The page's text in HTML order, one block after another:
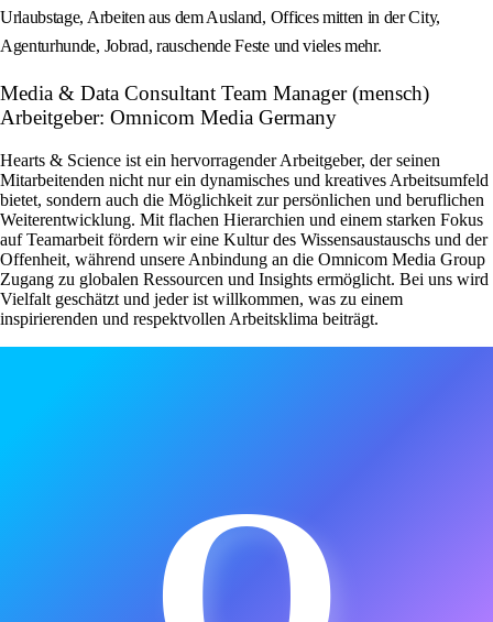
Urlaubstage, Arbeiten aus dem Ausland, Offices mitten in der City,
Agenturhunde, Jobrad, rauschende Feste und vieles mehr.
Media & Data Consultant Team Manager (mensch)
Arbeitgeber: Omnicom Media Germany
Hearts & Science ist ein hervorragender Arbeitgeber, der seinen
Mitarbeitenden nicht nur ein dynamisches und kreatives Arbeitsumfeld
bietet, sondern auch die Möglichkeit zur persönlichen und beruflichen
Weiterentwicklung. Mit flachen Hierarchien und einem starken Fokus
auf Teamarbeit fördern wir eine Kultur des Wissensaustauschs und der
Offenheit, während unsere Anbindung an die Omnicom Media Group
Zugang zu globalen Ressourcen und Insights ermöglicht. Bei uns wird
Vielfalt geschätzt und jeder ist willkommen, was zu einem
inspirierenden und respektvollen Arbeitsklima beiträgt.